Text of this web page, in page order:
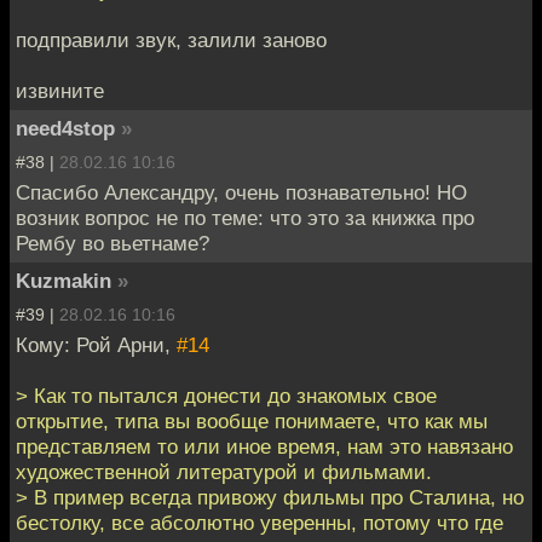
подправили звук, залили заново
извините
need4stop »
#38 | 28.02.16 10:16
Спасибо Александру, очень познавательно! НО
возник вопрос не по теме: что это за книжка про
Рембу во вьетнаме?
Kuzmakin »
#39 | 28.02.16 10:16
Кому: Рой Арни, #14
> Как то пытался донести до знакомых свое
открытие, типа вы вообще понимаете, что как мы
представляем то или иное время, нам это навязано
художественной литературой и фильмами.
> В пример всегда привожу фильмы про Сталина, но
бестолку, все абсолютно уверенны, потому что где